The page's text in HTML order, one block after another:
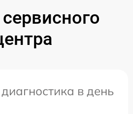
в день